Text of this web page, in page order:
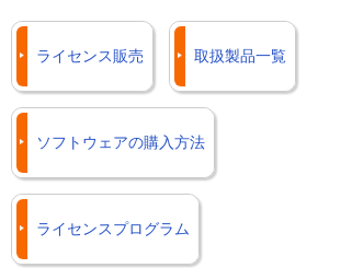
ライセンス販売 取扱製品一覧
ソフトウェアの購入方法
ライセンスプログラム